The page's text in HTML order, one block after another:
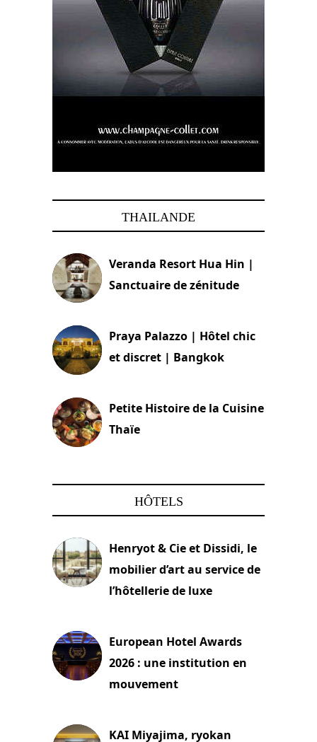
THAILANDE
Veranda Resort Hua Hin |
Sanctuaire de zénitude
Praya Palazzo | Hôtel chic
et discret | Bangkok
Petite Histoire de la Cuisine
Thaïe
HÔTELS
Henryot & Cie et Dissidi, le
mobilier d’art au service de
l’hôtellerie de luxe
European Hotel Awards
2026 : une institution en
mouvement
KAI Miyajima, ryokan